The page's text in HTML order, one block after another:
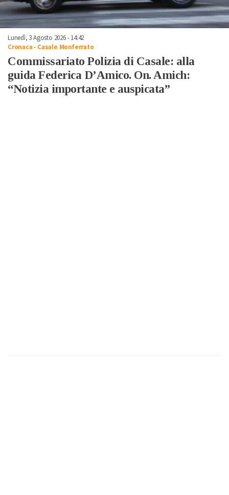
Lunedì, 3 Agosto 2026 - 14:42
Cronaca- Casale Monferrato
Commissariato Polizia di Casale: alla
guida Federica D’Amico. On. Amich:
“Notizia importante e auspicata”